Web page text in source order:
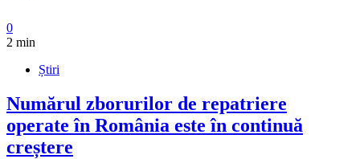
0
2 min
Știri
Numărul zborurilor de repatriere
operate în România este în continuă
creștere